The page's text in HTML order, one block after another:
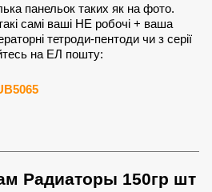
панельок таких як на фото.
самі ваші НЕ робочі + ваша
тетроди-пентоди чи з серії
на ЕЛ пошту:
Радиаторы 150гр шт